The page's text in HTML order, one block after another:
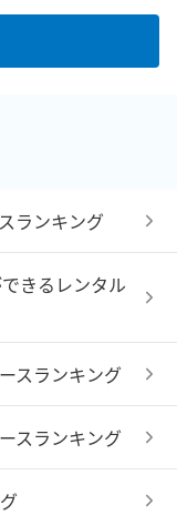
ランキング
きるレンタル
スランキング
スランキング